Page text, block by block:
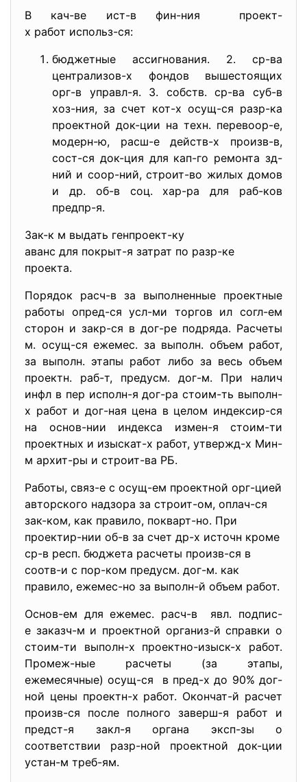
В кач-ве ист-в фин-ния проект-
х работ использ-ся:
бюджетные ассигнования. 2. ср-ва
централизов-х фондов вышестоящих
орг-в управл-я. 3. собств. ср-ва суб-в
хоз-ния, за счет кот-х осущ-ся разр-ка
проектной док-ции на техн. перевоор-е,
модерн-ю, расш-е действ-х произв-в,
сост-ся док-ция для кап-го ремонта зд-
ний и соор-ний, строит-во жилых домов
и др. об-в соц. хар-ра для раб-ков
предпр-я.
Зак-к м выдать генпроект-ку
аванс для покрыт-я затрат по разр-ке
проекта.
Порядок расч-в за выполненные проектные
работы опред-ся усл-ми торгов ил согл-ем
сторон и закр-ся в дог-ре подряда. Расчеты
м. осущ-ся ежемес. за выполн. объем работ,
за выполн. этапы работ либо за весь объем
проектн. раб-т, предусм. дог-м. При налич
инфл в пер исполн-я дог-ра стоим-ть выполн-
х работ и дог-ная цена в целом индексир-ся
на основ-нии индекса измен-я стоим-ти
проектных и изыскат-х работ, утвержд-х Мин-
м архит-ры и строит-ва РБ.
Работы, связ-е с осущ-ем проектной орг-цией
авторского надзора за строит-ом, оплач-ся
зак-ком, как правило, покварт-но. При
проектир-нии об-в за счет др-х источн кроме
ср-в респ. бюджета расчеты произв-ся в
соотв-и с пор-ком предусм. дог-м. как
правило, ежемес-но за выполн-й объем работ.
Основ-ем для ежемес. расч-в явл. подпис-
е заказч-м и проектной организ-й справки о
стоим-ти выполн-х проектно-изыск-х работ.
Промеж-ные расчеты (за этапы,
ежемесячные) осущ-ся в пред-х до 90% дог-
ной цены проектн-х работ. Окончат-й расчет
произв-ся после полного заверш-я работ и
предст-я закл-я органа эксп-зы о
соответствии разр-ной проектной док-ции
устан-м треб-ям.